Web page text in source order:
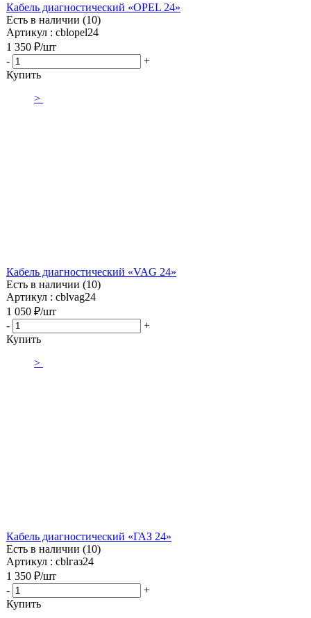
Кабель диагностический «OPEL 24»
Есть в наличии (10)
Артикул : cblopel24
1 350 ₽/шт
-
+
Купить
>
Кабель диагностический «VAG 24»
Есть в наличии (10)
Артикул : cblvag24
1 050 ₽/шт
-
+
Купить
>
Кабель диагностический «ГАЗ 24»
Есть в наличии (10)
Артикул : cblгаз24
1 350 ₽/шт
-
+
Купить